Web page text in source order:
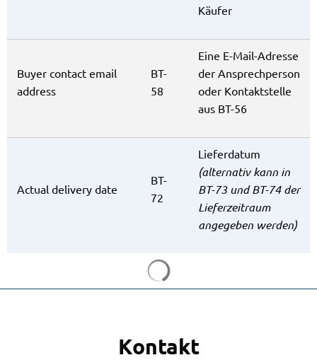
Käufer
Buyer contact email
address
BT-
58
Eine E-Mail-Adresse
der Ansprechperson
oder Kontaktstelle
aus BT-56
Actual delivery date
BT-
72
Lieferdatum
(alternativ kann in
BT-73 und BT-74 der
Lieferzeitraum
angegeben werden)
Kontakt